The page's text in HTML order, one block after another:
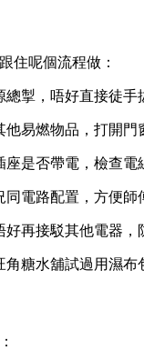
住呢個流程做：
掣，唔好直接徒手
他易燃物品，打開門
座是否帶電，檢查電
同電路配置，方便師
好再接駁其他電器，
角糖水舖試過用濕